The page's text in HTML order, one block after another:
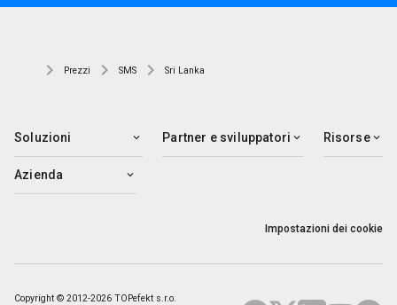
Prezzi SMS Sri Lanka
Soluzioni Partner e sviluppatori Risorse
Azienda
Impostazioni dei cookie
Copyright © 2012-2026 TOPefekt s.r.o.